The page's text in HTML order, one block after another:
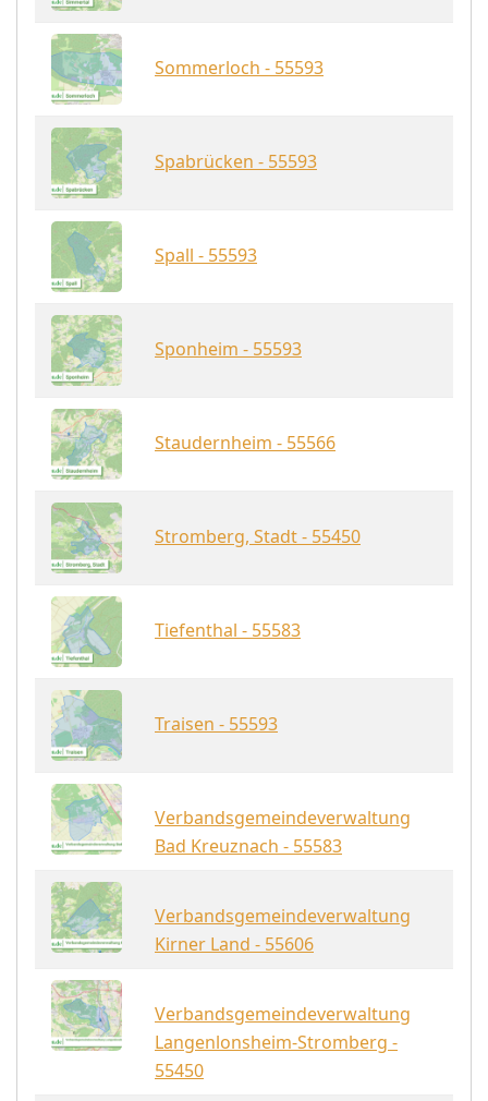
Sommerloch - 55593
Spabrücken - 55593
Spall - 55593
Sponheim - 55593
Staudernheim - 55566
Stromberg, Stadt - 55450
Tiefenthal - 55583
Traisen - 55593
Verbandsgemeindeverwaltung
Bad Kreuznach - 55583
Verbandsgemeindeverwaltung
Kirner Land - 55606
Verbandsgemeindeverwaltung
Langenlonsheim-Stromberg -
55450